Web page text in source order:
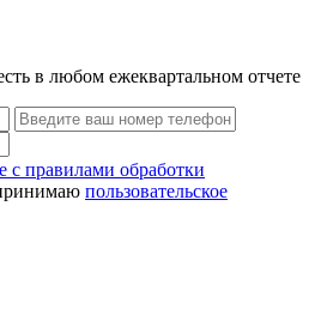
в любом ежеквартальном отчете
с правилами обработки
пользовательское